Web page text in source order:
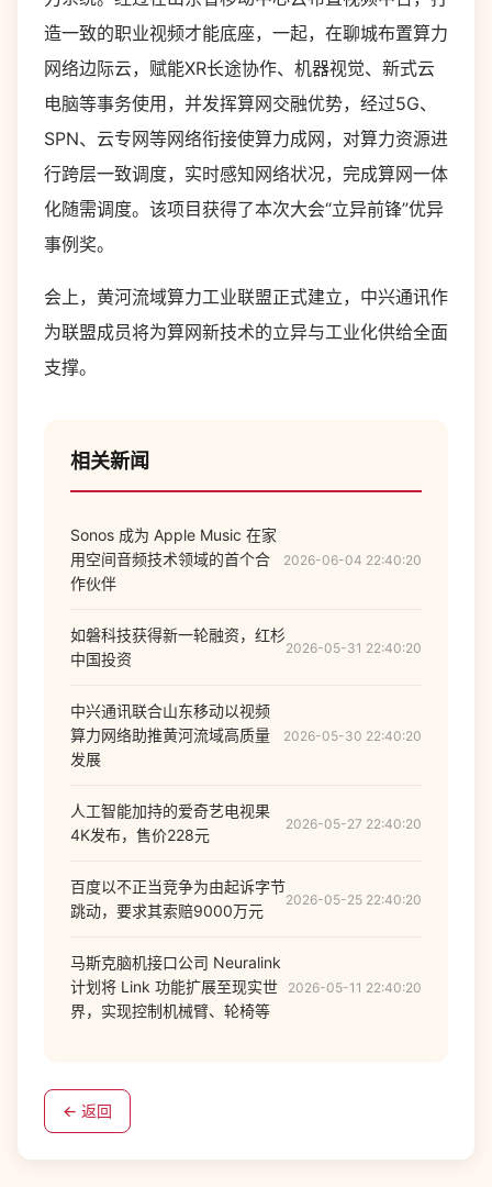
造一致的职业视频才能底座，一起，在聊城布置算力
网络边际云，赋能XR长途协作、机器视觉、新式云
电脑等事务使用，并发挥算网交融优势，经过5G、
SPN、云专网等网络衔接使算力成网，对算力资源进
行跨层一致调度，实时感知网络状况，完成算网一体
化随需调度。该项目获得了本次大会“立异前锋”优异
事例奖。
会上，黄河流域算力工业联盟正式建立，中兴通讯作
为联盟成员将为算网新技术的立异与工业化供给全面
支撑。
相关新闻
Sonos 成为 Apple Music 在家
用空间音频技术领域的首个合
作伙伴
2026-06-04 22:40:20
如磐科技获得新一轮融资，红杉
中国投资
2026-05-31 22:40:20
中兴通讯联合山东移动以视频
算力网络助推黄河流域高质量
发展
2026-05-30 22:40:20
人工智能加持的爱奇艺电视果
4K发布，售价228元
2026-05-27 22:40:20
百度以不正当竞争为由起诉字节
跳动，要求其索赔9000万元
2026-05-25 22:40:20
马斯克脑机接口公司 Neuralink
计划将 Link 功能扩展至现实世
界，实现控制机械臂、轮椅等
2026-05-11 22:40:20
← 返回